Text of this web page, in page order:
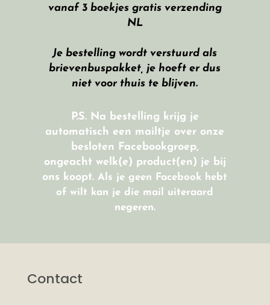
vanaf 3 boekjes gratis verzending
NL
Je bestelling wordt verstuurd als
brievenbuspakket, je hoeft er dus
niet voor thuis te blijven.
P.S. Na bestelling krijg je
automatisch een mailtje over onze
besloten Facebookgroep,
ongeacht welk(e) product(en) je bij
ons koopt.Als je geen Facebook hebt
of wilt kan je die mail uiteraard
negeren.
Contact